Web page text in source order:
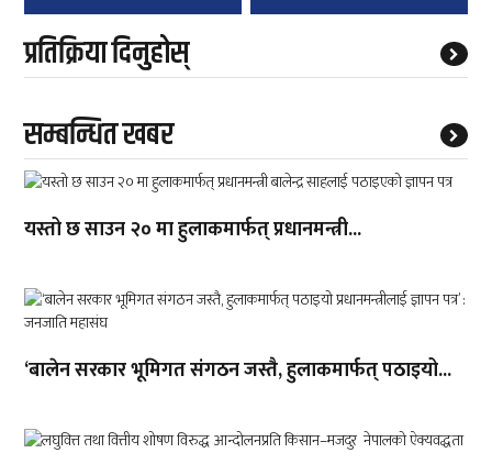
प्रतिक्रिया दिनुहोस्
सम्बन्धित खबर
यस्तो छ साउन २० मा हुलाकमार्फत् प्रधानमन्त्री...
‘बालेन सरकार भूमिगत संगठन जस्तै, हुलाकमार्फत् पठाइयो...